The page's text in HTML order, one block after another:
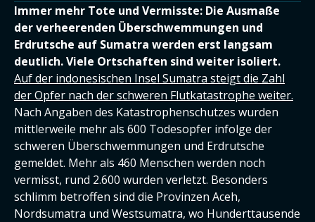
Immer mehr Tote und Vermisste: Die Ausmaße
der verheerenden Überschwemmungen und
Erdrutsche auf Sumatra werden erst langsam
deutlich. Viele Ortschaften sind weiter isoliert.
Auf der indonesischen Insel Sumatra steigt die Zahl
der Opfer nach der schweren Flutkatastrophe weiter.
Nach Angaben des Katastrophenschutzes wurden
mittlerweile mehr als 600 Todesopfer infolge der
schweren Überschwemmungen und Erdrutsche
gemeldet. Mehr als 460 Menschen werden noch
vermisst, rund 2.600 wurden verletzt. Besonders
schlimm betroffen sind die Provinzen Aceh,
Nordsumatra und Westsumatra, wo Hunderttausende